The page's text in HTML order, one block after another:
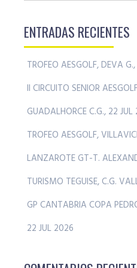
ENTRADAS RECIENTES
TROFEO AESGOLF, DEVA
II CIRCUITO SENIOR
GUADALHORCE C.G., 22
TROFEO AESGOLF,
LANZAROTE GT-T.
TURISMO TEGUISE, C.G.
GP CANTABRIA COPA
22 JUL 2026